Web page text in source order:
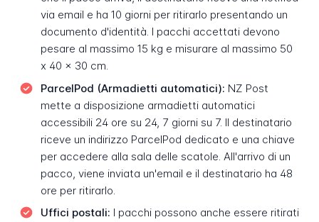
via email e ha 10 giorni per ritirarlo presentando un
documento d'identità. I pacchi accettati devono
pesare al massimo 15 kg e misurare al massimo 50
x 40 x 30 cm.
ParcelPod (Armadietti automatici): NZ Post
mette a disposizione armadietti automatici
accessibili 24 ore su 24, 7 giorni su 7. Il destinatario
riceve un indirizzo ParcelPod dedicato e una chiave
per accedere alla sala delle scatole. All'arrivo di un
pacco, viene inviata un'email e il destinatario ha 48
ore per ritirarlo.
Uffici postali: I pacchi possono anche essere ritirati